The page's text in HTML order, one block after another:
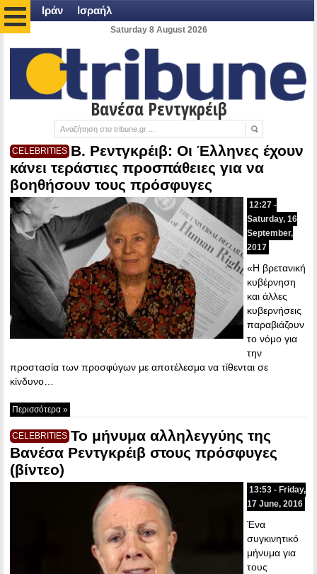
Ιράν Ισραήλ
Saturday 8 August 2026
Βανέσα Ρεντγκρέιβ
CELEBRITIES Β. Ρεντγκρέιβ: Οι Έλληνες έχουν
κάνει τεράστιες προσπάθειες για να
βοηθήσουν τους πρόσφυγες
12:27 -
Saturday, 16
September,
2017
«Η βρετανική
κυβέρνηση
και άλλες
κυβερνήσεις
παραβιάζουν
το νόμο για
την
προστασία των προσφύγων με αποτέλεσμα να τίθενται σε
κίνδυνο…
Περισσότερα »
CELEBRITIES Το μήνυμα αλληλεγγύης της
Βανέσα Ρεντγκρέιβ στους πρόσφυγες
(βίντεο)
13:53 - Friday,
17 June, 2016
Ένα
συγκινητικό
μήνυμα για
τους